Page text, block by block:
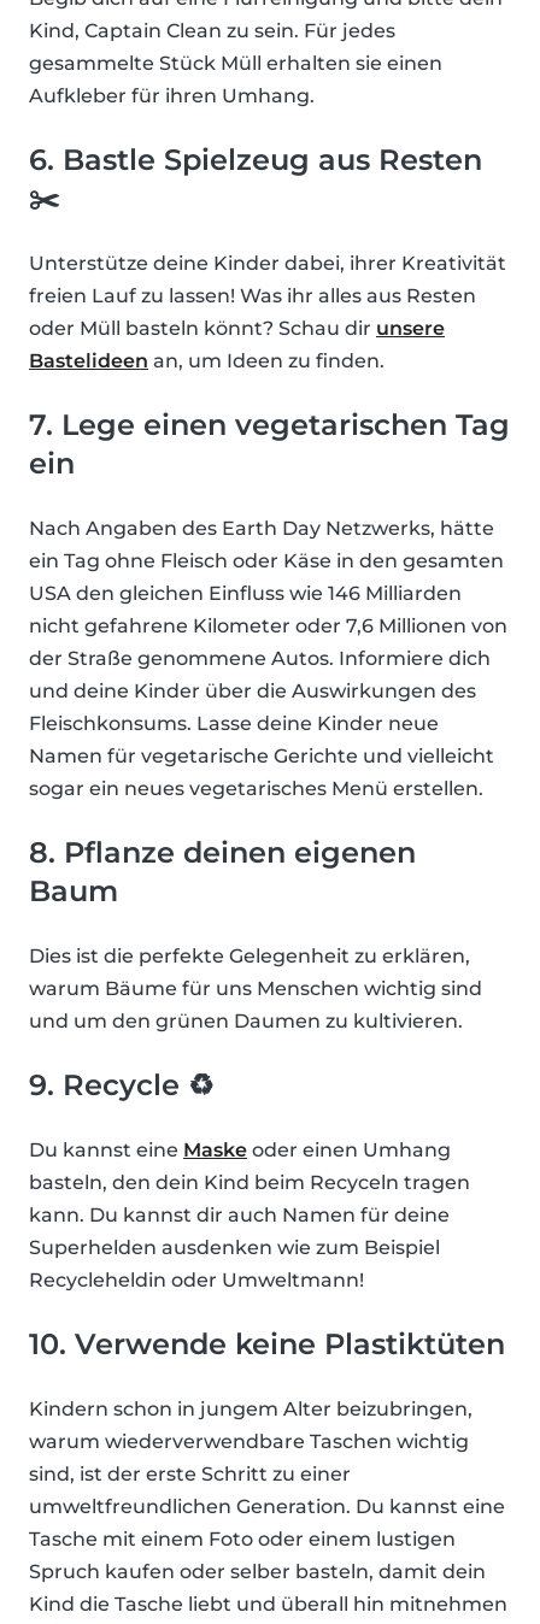
Kind, Captain Clean zu sein. Für jedes
gesammelte Stück Müll erhalten sie einen
Aufkleber für ihren Umhang.
6. Bastle Spielzeug aus Resten
✂️
Unterstütze deine Kinder dabei, ihrer Kreativität
freien Lauf zu lassen! Was ihr alles aus Resten
oder Müll basteln könnt? Schau dir unsere
Bastelideen an, um Ideen zu finden.
7. Lege einen vegetarischen Tag
ein
Nach Angaben des Earth Day Netzwerks, hätte
ein Tag ohne Fleisch oder Käse in den gesamten
USA den gleichen Einfluss wie 146 Milliarden
nicht gefahrene Kilometer oder 7,6 Millionen von
der Straße genommene Autos. Informiere dich
und deine Kinder über die Auswirkungen des
Fleischkonsums. Lasse deine Kinder neue
Namen für vegetarische Gerichte und vielleicht
sogar ein neues vegetarisches Menü erstellen.
8. Pflanze deinen eigenen
Baum
Dies ist die perfekte Gelegenheit zu erklären,
warum Bäume für uns Menschen wichtig sind
und um den grünen Daumen zu kultivieren.
9. Recycle ♻️
Du kannst eine Maske oder einen Umhang
basteln, den dein Kind beim Recyceln tragen
kann. Du kannst dir auch Namen für deine
Superhelden ausdenken wie zum Beispiel
Recycleheldin oder Umweltmann!
10. Verwende keine Plastiktüten
Kindern schon in jungem Alter beizubringen,
warum wiederverwendbare Taschen wichtig
sind, ist der erste Schritt zu einer
umweltfreundlichen Generation. Du kannst eine
Tasche mit einem Foto oder einem lustigen
Spruch kaufen oder selber basteln, damit dein
Kind die Tasche liebt und überall hin mitnehmen